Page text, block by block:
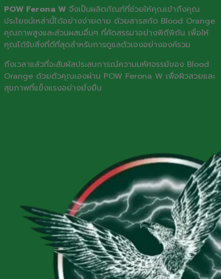
POW Ferona W จึงเป็นผลิตภัณฑ์ที่ช่วยให้คุณเข้าถึงคุณ
ประโยชน์เหล่านี้ได้อย่างง่ายดาย ด้วยสารสกัด Blood Orange
คุณภาพสูงและส่วนผสมอื่นๆ ที่คัดสรรมาอย่างพิถีพิถัน เพื่อให้
คุณได้รับสิ่งที่ดีที่สุดสำหรับการดูแลตัวเองอย่างองค์รวม
ถึงเวลาแล้วที่จะสัมผัสประสบการณ์ความมหัศจรรย์ของ Blood
Orange ด้วยตัวคุณเองผ่าน POW Ferona W เพื่อผิวสวยและ
สุขภาพที่แข็งแรงอย่างยั่งยืน